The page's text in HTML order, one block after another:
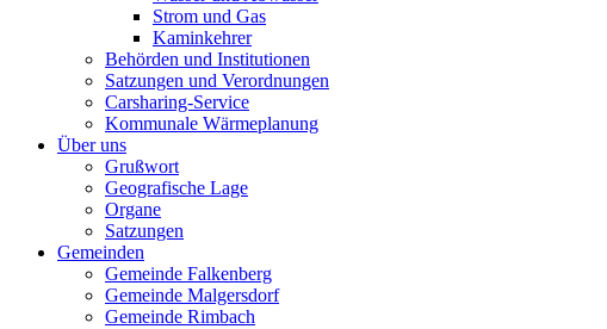
Strom und Gas
Kaminkehrer
Behörden und Institutionen
Satzungen und Verordnungen
Carsharing-Service
Kommunale Wärmeplanung
Über uns
Grußwort
Geografische Lage
Organe
Satzungen
Gemeinden
Gemeinde Falkenberg
Gemeinde Malgersdorf
Gemeinde Rimbach